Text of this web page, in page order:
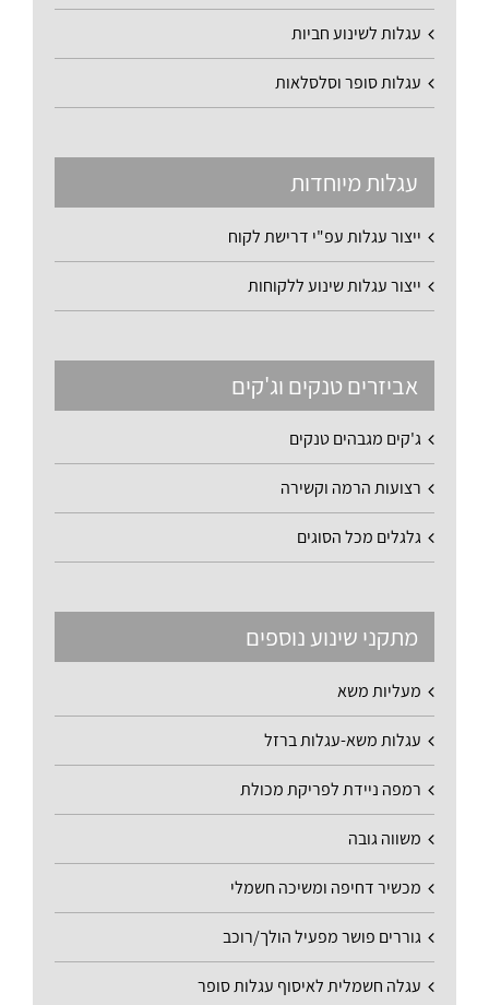
עגלות לשינוע חביות
עגלות סופר וסלסלאות
עגלות מיוחדות
ייצור עגלות עפ"י דרישת לקוח
ייצור עגלות שינוע ללקוחות
אביזרים טנקים וג'קים
ג'קים מגבהים טנקים
רצועות הרמה וקשירה
גלגלים מכל הסוגים
מתקני שינוע נוספים
מעליות משא
עגלות משא-עגלות ברזל
רמפה ניידת לפריקת מכולת
משווה גובה
מכשיר דחיפה ומשיכה חשמלי
גוררים פושר מפעיל הולך/רוכב
עגלה חשמלית לאיסוף עגלות סופר